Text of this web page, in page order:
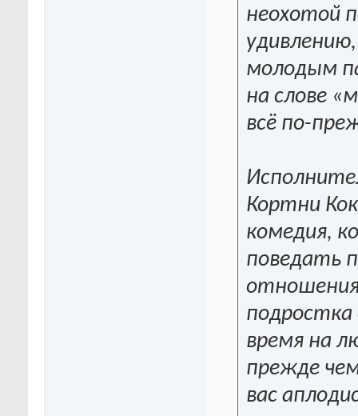
неохотой
молодым
на слове
всё по-
Кортни
комедия,
поведать
время на
прежде
вас